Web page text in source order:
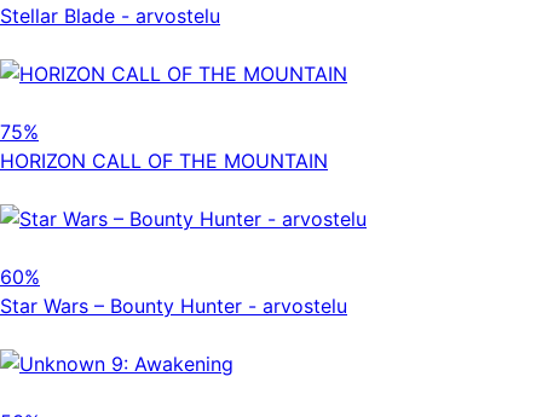
Stellar Blade - arvostelu
75%
HORIZON CALL OF THE MOUNTAIN
60%
Star Wars – Bounty Hunter - arvostelu